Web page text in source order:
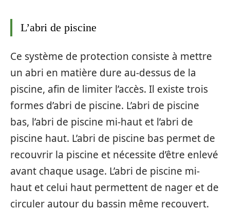
L’abri de piscine
Ce système de protection consiste à mettre
un abri en matière dure au-dessus de la
piscine, afin de limiter l’accès. Il existe trois
formes d’abri de piscine. L’abri de piscine
bas, l’abri de piscine mi-haut et l’abri de
piscine haut. L’abri de piscine bas permet de
recouvrir la piscine et nécessite d’être enlevé
avant chaque usage. L’abri de piscine mi-
haut et celui haut permettent de nager et de
circuler autour du bassin même recouvert.